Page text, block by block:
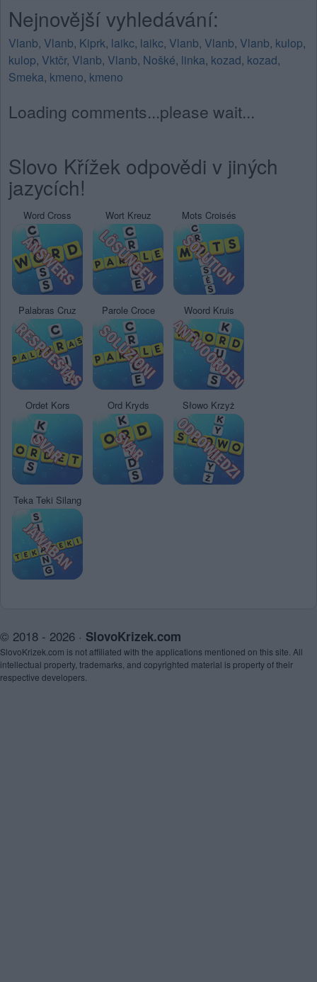
Nejnovější vyhledávání:
Vlanb, Vlanb, Kiprk, laikc, laikc, Vlanb, Vlanb, Vlanb, kulop,
kulop, Vktčr, Vlanb, Vlanb, Nošké, linka, kozad, kozad,
Smeka, kmeno, kmeno
Loading comments...please wait...
Slovo Křížek odpovědi v jiných
jazycích!
Word Cross Wort Kreuz Mots Croisés
Palabras Cruz Parole Croce Woord Kruis
Ordet Kors Ord Kryds Słowo Krzyż
Teka Teki Silang
© 2018 - 2026 · SlovoKrizek.com
SlovoKrizek.com is not affiliated with the applications mentioned on this site. All
intellectual property, trademarks, and copyrighted material is property of their
respective developers.